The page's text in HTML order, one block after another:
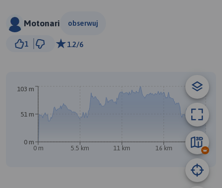
Motonari obserwuj
1 1.2/6
0 m 5.5 km 11 km 16 km 22 km
0 m
51 m
103 m